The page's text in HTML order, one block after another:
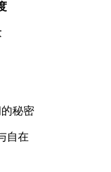
秘密
自在